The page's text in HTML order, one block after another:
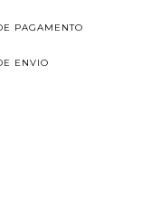
PAGAMENTO
ENVIO